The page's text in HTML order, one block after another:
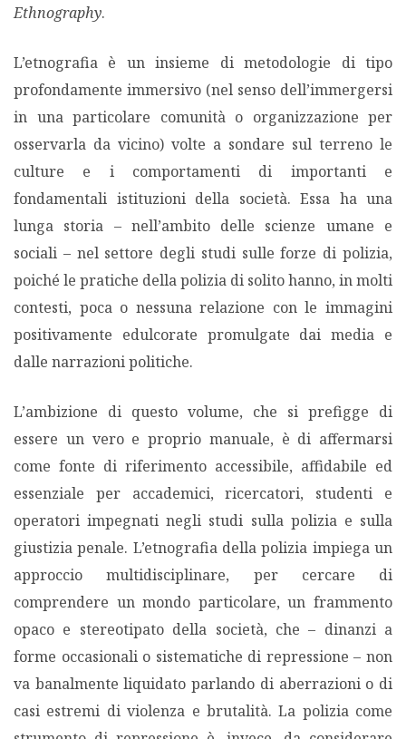
Ethnography.
L’etnografia è un insieme di metodologie di tipo
profondamente immersivo (nel senso dell’immergersi
in una particolare comunità o organizzazione per
osservarla da vicino) volte a sondare sul terreno le
culture e i comportamenti di importanti e
fondamentali istituzioni della società. Essa ha una
lunga storia – nell’ambito delle scienze umane e
sociali – nel settore degli studi sulle forze di polizia,
poiché le pratiche della polizia di solito hanno, in molti
contesti, poca o nessuna relazione con le immagini
positivamente edulcorate promulgate dai media e
dalle narrazioni politiche.
L’ambizione di questo volume, che si prefigge di
essere un vero e proprio manuale, è di affermarsi
come fonte di riferimento accessibile, affidabile ed
essenziale per accademici, ricercatori, studenti e
operatori impegnati negli studi sulla polizia e sulla
giustizia penale. L’etnografia della polizia impiega un
approccio multidisciplinare, per cercare di
comprendere un mondo particolare, un frammento
opaco e stereotipato della società, che – dinanzi a
forme occasionali o sistematiche di repressione – non
va banalmente liquidato parlando di aberrazioni o di
casi estremi di violenza e brutalità. La polizia come